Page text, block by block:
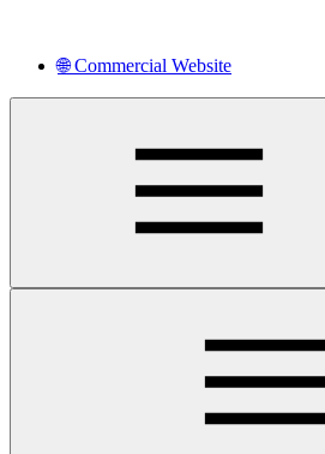
🌐 Commercial Website